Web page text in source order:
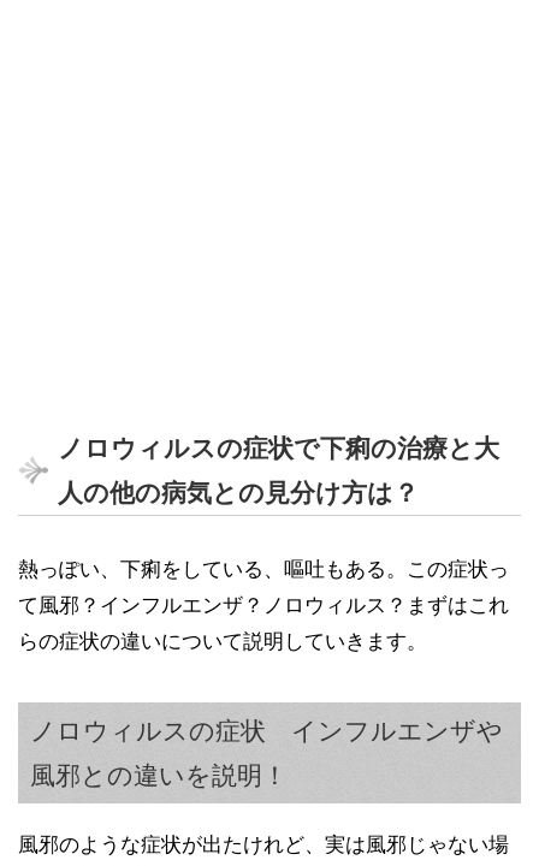
ノロウィルスの症状で下痢の治療と大
人の他の病気との見分け方は？
熱っぽい、下痢をしている、嘔吐もある。この症状っ
て風邪？インフルエンザ？ノロウィルス？まずはこれ
らの症状の違いについて説明していきます。
ノロウィルスの症状 インフルエンザや
風邪との違いを説明！
風邪のような症状が出たけれど、実は風邪じゃない場